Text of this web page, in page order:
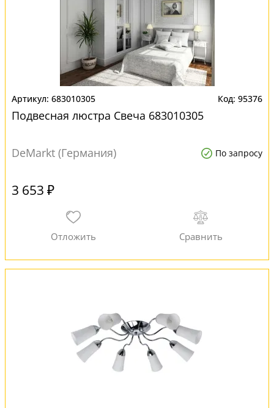
683010305 95376
Подвесная люстра Свеча 683010305
DeMarkt (Германия) По запросу
3 653 ₽